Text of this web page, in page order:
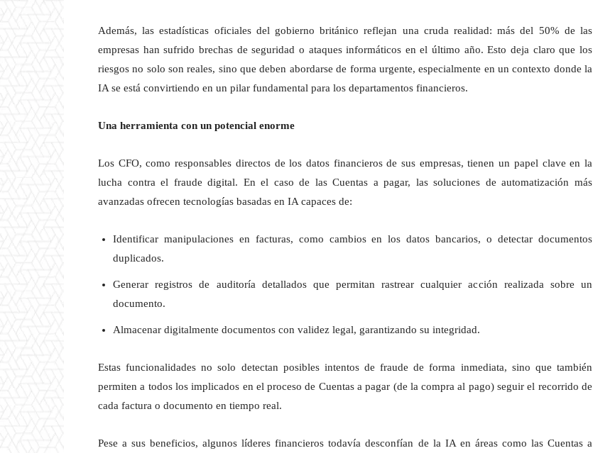
Además, las estadísticas oficiales del gobierno británico reflejan una cruda realidad: más del 50% de las
empresas han sufrido brechas de seguridad o ataques informáticos en el último año. Esto deja claro que los
riesgos no solo son reales, sino que deben abordarse de forma urgente, especialmente en un contexto donde la
IA se está convirtiendo en un pilar fundamental para los departamentos financieros.
Una herramienta con un potencial enorme
Los CFO, como responsables directos de los datos financieros de sus empresas, tienen un papel clave en la
lucha contra el fraude digital. En el caso de las Cuentas a pagar, las soluciones de automatización más
avanzadas ofrecen tecnologías basadas en IA capaces de:
Identificar manipulaciones en facturas, como cambios en los datos bancarios, o detectar documentos
duplicados.
Generar registros de auditoría detallados que permitan rastrear cualquier acción realizada sobre un
documento.
Almacenar digitalmente documentos con validez legal, garantizando su integridad.
Estas funcionalidades no solo detectan posibles intentos de fraude de forma inmediata, sino que también
permiten a todos los implicados en el proceso de Cuentas a pagar (de la compra al pago) seguir el recorrido de
cada factura o documento en tiempo real.
Pese a sus beneficios, algunos líderes financieros todavía desconfían de la IA en áreas como las Cuentas a